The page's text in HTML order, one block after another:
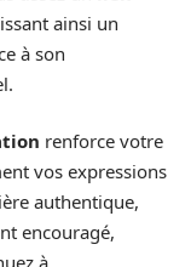
ainsi un
à son
renforce votre
vos expressions
authentique,
encouragé,